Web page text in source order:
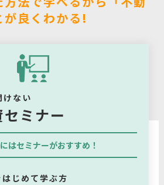
良くわかる!
けない
ミナー
はセミナーがおすすめ！
じめて学ぶ方